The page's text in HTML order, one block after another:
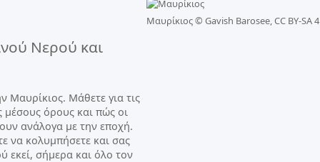
Νερού και
Μάθετε για τις
μέσους όρους και πώς οι
ανάλογα με την εποχή.
να κολυμπήσετε και σας
εκεί, σήμερα και όλο τον
Μαυρίκιος © Gavish Barosee, CC BY-SA